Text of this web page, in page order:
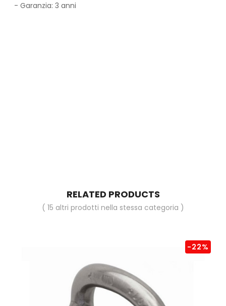
- Garanzia: 3 anni
RELATED PRODUCTS
( 15 altri prodotti nella stessa categoria )
-22%